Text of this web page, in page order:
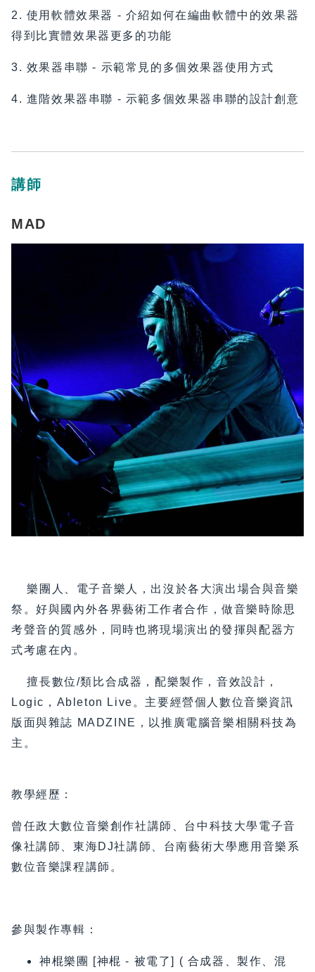
2. 使用軟體效果器 - 介紹如何在編曲軟體中的效果器
得到比實體效果器更多的功能
3. 效果器串聯 - 示範常見的多個效果器使用方式
4. 進階效果器串聯 - 示範多個效果器串聯的設計創意
講師
MAD
樂團人、電子音樂人，出沒於各大演出場合與音樂
祭。好與國內外各界藝術工作者合作，做音樂時除思
考聲音的質感外，同時也將現場演出的發揮與配器方
式考慮在內。
擅長數位/類比合成器，配樂製作，音效設計，
Logic，Ableton Live。主要經營個人數位音樂資訊
版面與雜誌 MADZINE，以推廣電腦音樂相關科技為
主。
教學經歷：
曾任政大數位音樂創作社講師、台中科技大學電子音
像社講師、東海DJ社講師、台南藝術大學應用音樂系
數位音樂課程講師。
參與製作專輯：
神棍樂團 [神棍 - 被電了] ( 合成器、製作、混